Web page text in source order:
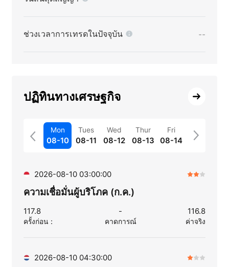
ช่วงเวลาการเทรดในปัจจุบัน --
ปฏิทินทางเศรษฐกิจ
Mon
08-10
Tues
08-11
Wed
08-12
Thur
08-13
Fri
08-14
2026-08-10 03:00:00
ความเชื่อมั่นผู้บริโภค (ก.ค.)
117.8
ครั้งก่อน：
-
คาดการณ์
116.8
ค่าจริง
2026-08-10 04:30:00